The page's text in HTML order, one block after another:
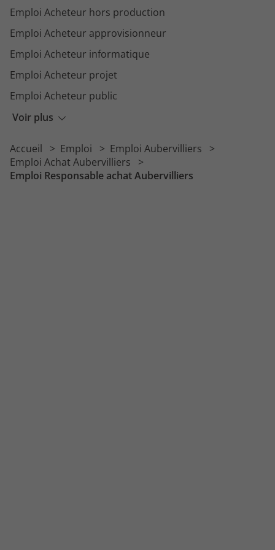
Voir plus
Emploi Acheteur hors production
Emploi Acheteur approvisionneur
Emploi Acheteur informatique
Emploi Acheteur projet
Emploi Acheteur public
Emploi Coordinateur achat
Emploi Acheteur import
Accueil Emploi
Emploi Aubervilliers
Emploi Achat Aubervilliers
Emploi Responsable achat Aubervilliers